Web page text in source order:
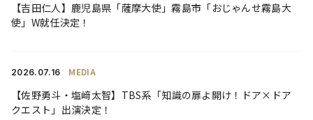
【吉田仁人】鹿児島県「薩摩大使」霧島市「おじゃんせ霧島大
使」W就任決定！
2026. 07.16 MEDIA
【佐野勇斗・塩﨑太智】TBS系「知識の扉よ開け！ドア×ドア
クエスト」出演決定！